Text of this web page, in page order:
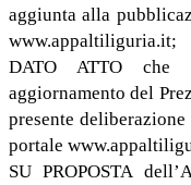
aggiunta alla
www.appaltiliguria.it;
DATO ATTO che
aggiornamento del
presente
portale
SU PROPOSTA